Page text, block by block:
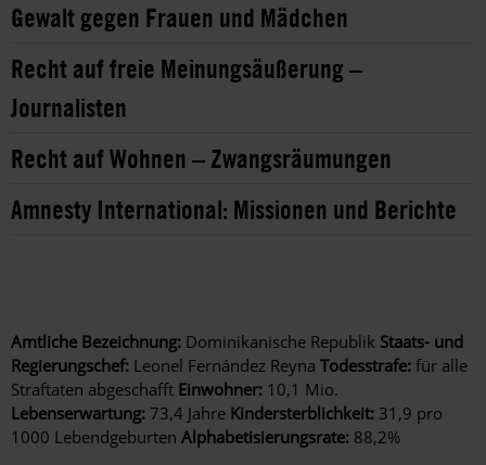
Gewalt gegen Frauen und Mädchen
Recht auf freie Meinungsäußerung –
Journalisten
Recht auf Wohnen – Zwangsräumungen
Amnesty International: Missionen und Berichte
Amtliche Bezeichnung: Dominikanische Republik Staats- und
Regierungschef: Leonel Fernández Reyna Todesstrafe: für alle
Straftaten abgeschafft Einwohner: 10,1 Mio.
Lebenserwartung: 73,4 Jahre Kindersterblichkeit: 31,9 pro
1000 Lebendgeburten Alphabetisierungsrate: 88,2%